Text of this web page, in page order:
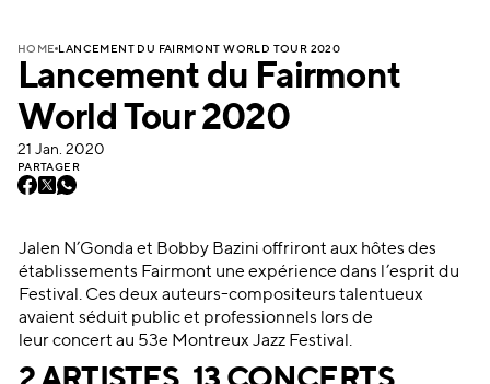
HOME LANCEMENT DU FAIRMONT WORLD TOUR 2020
Lancement du Fairmont
World Tour 2020
21 Jan. 2020
PARTAGER
Jalen N’Gonda et Bobby Bazini offriront aux hôtes des
établissements Fairmont une expérience dans l’esprit du
Festival. Ces deux auteurs-compositeurs talentueux
avaient séduit public et professionnels lors de
leur concert au 53e Montreux Jazz Festival.